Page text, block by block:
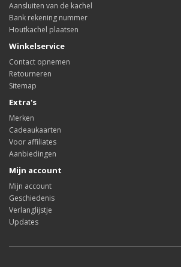
Aansluiten van de kachel
Bank rekening nummer
Houtkachel plaatsen
Winkelservice
Contact opnemen
Retourneren
Sitemap
Extra's
Merken
Cadeaukaarten
Voor affiliates
Aanbiedingen
Mijn account
Mijn account
Geschiedenis
Verlanglijstje
Updates